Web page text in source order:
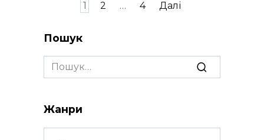
1 2 … 4 Далі
Пошук
Search
for:
Жанри